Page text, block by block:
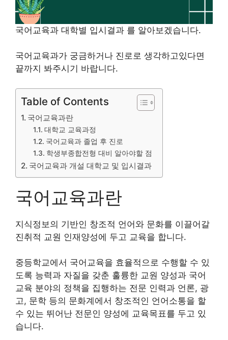
국어교육과 대학별 입시결과 를 알아보겠습니다.
국어교육과가 궁금하거나 진로로 생각하고있다면
끝까지 봐주시기 바랍니다.
Table of Contents
국어교육과란
대학교 교육과정
국어교육과 졸업 후 진로
학생부종합전형 대비 알아야할 점
국어교육과 개설 대학교 및 입시결과
국어교육과란
지식정보의 기반인 창조적 언어와 문화를 이끌어갈
진취적 교원 인재양성에 두고 교육을 합니다.
중등학교에서 국어교육을 효율적으로 수행할 수 있
도록 능력과 자질을 갖춘 훌륭한 교원 양성과 국어
교육 분야의 정책을 집행하는 전문 인력과 언론, 광
고, 문학 등의 문화계에서 창조적인 언어소통을 할
수 있는 뛰어난 전문인 양성에 교육목표를 두고 있
습니다.